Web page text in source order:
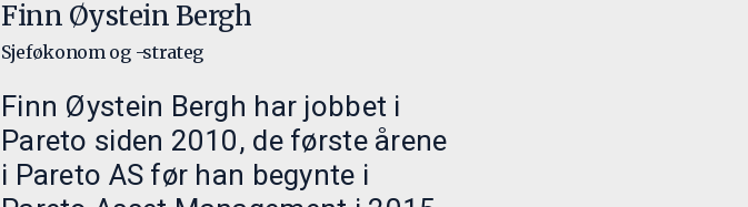
Finn Øystein Bergh
Sjeføkonom og -strateg
Finn Øystein Bergh har jobbet i
Pareto siden 2010, de første årene
i Pareto AS før han begynte i